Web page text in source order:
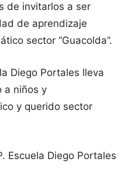
de invitarlos a ser
de aprendizaje
sector “Guacolda”.
Diego Portales lleva
a niños y
y querido sector
Escuela Diego Portales